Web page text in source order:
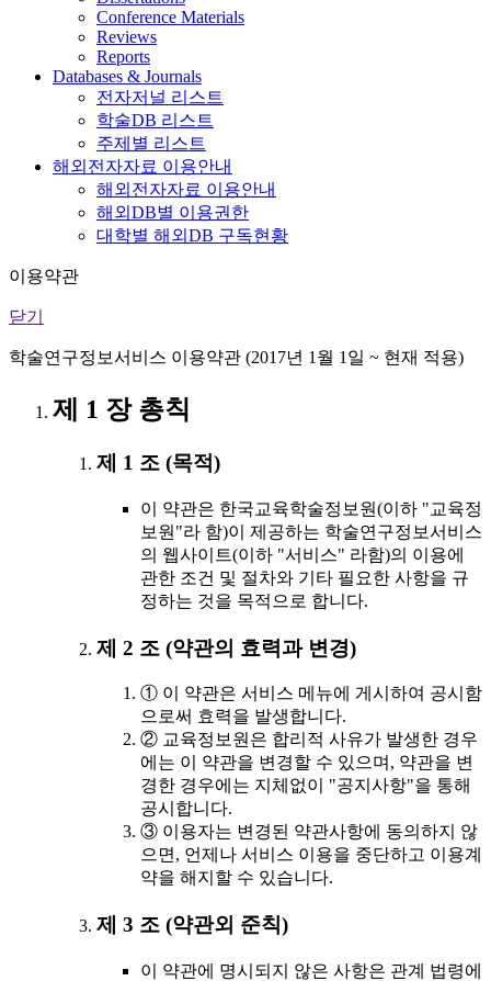
Conference Materials
Reviews
Reports
Databases & Journals
전자저널 리스트
학술DB 리스트
주제별 리스트
해외전자자료 이용안내
해외전자자료 이용안내
해외DB별 이용권한
대학별 해외DB 구독현황
이용약관
닫기
학술연구정보서비스 이용약관 (2017년 1월 1일 ~ 현재 적용)
제 1 장 총칙
제 1 조 (목적)
이 약관은 한국교육학술정보원(이하 "교육정
보원"라 함)이 제공하는 학술연구정보서비스
의 웹사이트(이하 "서비스" 라함)의 이용에
관한 조건 및 절차와 기타 필요한 사항을 규
정하는 것을 목적으로 합니다.
제 2 조 (약관의 효력과 변경)
① 이 약관은 서비스 메뉴에 게시하여 공시함
으로써 효력을 발생합니다.
② 교육정보원은 합리적 사유가 발생한 경우
에는 이 약관을 변경할 수 있으며, 약관을 변
경한 경우에는 지체없이 "공지사항"을 통해
공시합니다.
③ 이용자는 변경된 약관사항에 동의하지 않
으면, 언제나 서비스 이용을 중단하고 이용계
약을 해지할 수 있습니다.
제 3 조 (약관외 준칙)
이 약관에 명시되지 않은 사항은 관계 법령에